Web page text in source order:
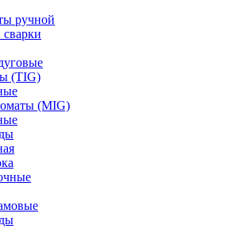
ручной
сварки
(TIG)
(MIG)